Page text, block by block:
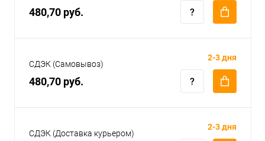
480,70 руб.
СДЭК (Самовывоз)
480,70 руб.
2-3 дня
СДЭК (Доставка курьером)
2-3 дня